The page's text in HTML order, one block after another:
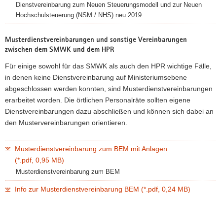
Dienstvereinbarung zum Neuen Steuerungsmodell und zur Neuen
Hochschulsteuerung (NSM / NHS) neu 2019
Musterdienstvereinbarungen und sonstige Vereinbarungen
zwischen dem SMWK und dem HPR
Für einige sowohl für das SMWK als auch den HPR wichtige Fälle,
in denen keine Dienstvereinbarung auf Ministeriumsebene
abgeschlossen werden konnten, sind Musterdienstvereinbarungen
erarbeitet worden. Die örtlichen Personalräte sollten eigene
Dienstvereinbarungen dazu abschließen und können sich dabei an
den Mustervereinbarungen orientieren.
Musterdienstvereinbarung zum BEM mit Anlagen
(*.pdf, 0,95 MB)
Musterdienstvereinbarung zum BEM
Info zur Musterdienstvereinbarung BEM (*.pdf, 0,24 MB)